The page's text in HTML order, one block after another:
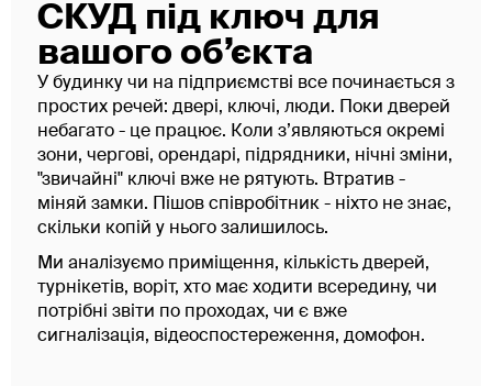
СКУД під ключ для
вашого об’єкта
У будинку чи на підприємстві все починається з
простих речей: двері, ключі, люди. Поки дверей
небагато - це працює. Коли з’являються окремі
зони, чергові, орендарі, підрядники, нічні зміни,
"звичайні" ключі вже не рятують. Втратив -
міняй замки. Пішов співробітник - ніхто не знає,
скільки копій у нього залишилось.
Ми аналізуємо приміщення, кількість дверей,
турнікетів, воріт, хто має ходити всередину, чи
потрібні звіти по проходах, чи є вже
сигналізація, відеоспостереження, домофон.